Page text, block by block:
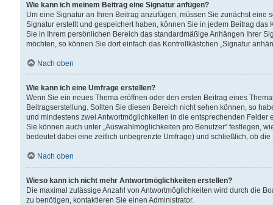
Wie kann ich meinem Beitrag eine Signatur anfügen?
Um eine Signatur an Ihren Beitrag anzufügen, müssen Sie zunächst
Signatur erstellt und gespeichert haben, können Sie in jedem Beitrag
Sie in Ihrem persönlichen Bereich das standardmäßige Anhängen Ihrer
möchten, so können Sie dort einfach das Kontrollkästchen „Signatur
Nach oben
Wie kann ich eine Umfrage erstellen?
Wenn Sie ein neues Thema eröffnen oder den ersten Beitrag eines
Beitragserstellung. Sollten Sie diesen Bereich nicht sehen können, so
und mindestens zwei Antwortmöglichkeiten in die entsprechenden
Sie können auch unter „Auswahlmöglichkeiten pro Benutzer“ festlegen,
bedeutet dabei eine zeitlich unbegrenzte Umfrage) und schließlich, ob
Nach oben
Wieso kann ich nicht mehr Antwortmöglichkeiten erstellen?
Die maximal zulässige Anzahl von Antwortmöglichkeiten wird durch die
zu benötigen, kontaktieren Sie einen Administrator.